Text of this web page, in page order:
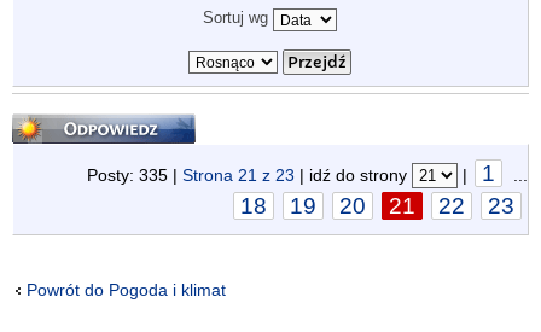
Sortuj wg
Odpowiedz
Posty: 335 | Strona 21 z 23 | idź do strony | 1
18 19 20 21 22 23
Powrót do Pogoda i klimat